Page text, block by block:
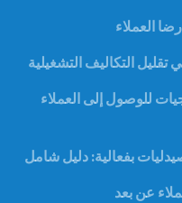
العملاء
التكاليف التشغيلية
للوصول إلى العملاء
بفعالية: دليل شامل
عن بعد